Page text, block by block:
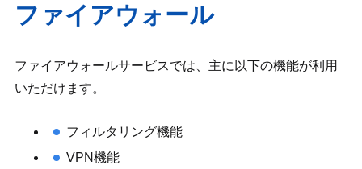
ファイアウォール
ファイアウォールサービスでは、主に以下の機能が利用
いただけます。
フィルタリング機能
VPN機能